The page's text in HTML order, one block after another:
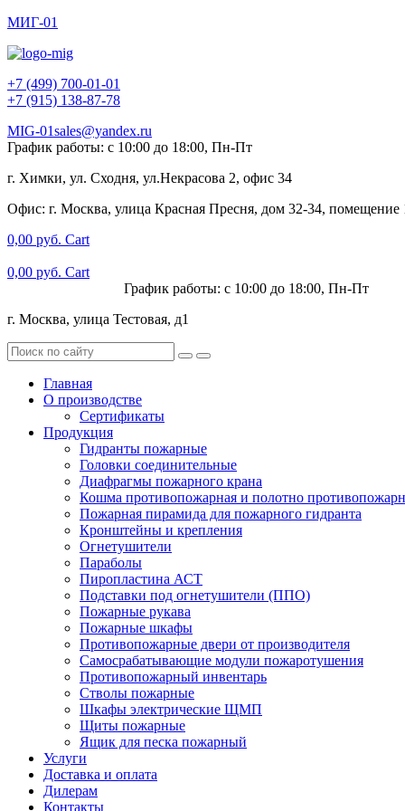
МИГ-01
+7 (499) 700-01-01
+7 (915) 138-87-78
MIG-01sales@yandex.ru
График работы: с 10:00 до 18:00, Пн-Пт
г. Химки, ул. Сходня, ул.Некрасова 2, офис 34
Офис: г. Москва, улица Красная Пресня, дом 32-34,
0,00 руб. Cart
0,00 руб. Cart
График работы: с 10:00 до 18:00, Пн-Пт
г. Москва, улица Тестовая, д1
Главная
О производстве
Сертификаты
Продукция
Гидранты пожарные
Головки соединительные
Диафрагмы пожарного крана
Кошма противопожарная и полотно
Пожарная пирамида для пожарного гидранта
Кронштейны и крепления
Огнетушители
Параболы
Пиропластина АСТ
Подставки под огнетушители (ППО)
Пожарные рукава
Пожарные шкафы
Противопожарные двери от производителя
Самосрабатывающие модули пожаротушения
Противопожарный инвентарь
Стволы пожарные
Шкафы электрические ЩМП
Щиты пожарные
Ящик для песка пожарный
Услуги
Доставка и оплата
Дилерам
Контакты